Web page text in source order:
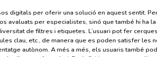
digitals per oferir una solució en aquest sentit.
avaluats per especialistes, sinó que també hi ha
de filtres i etiquetes. L’usuari pot fer
clau, etc., de manera que es poden satisfer les
autònom. A més a més, els usuaris també